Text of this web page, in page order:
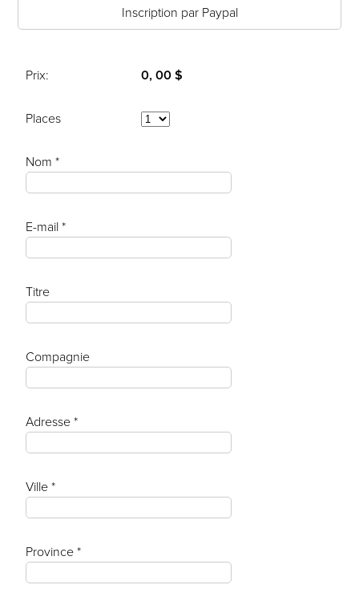
Inscription par Paypal
Prix: 0, 00 $
Places
Nom *
E-mail *
Titre
Compagnie
Adresse *
Ville *
Province *